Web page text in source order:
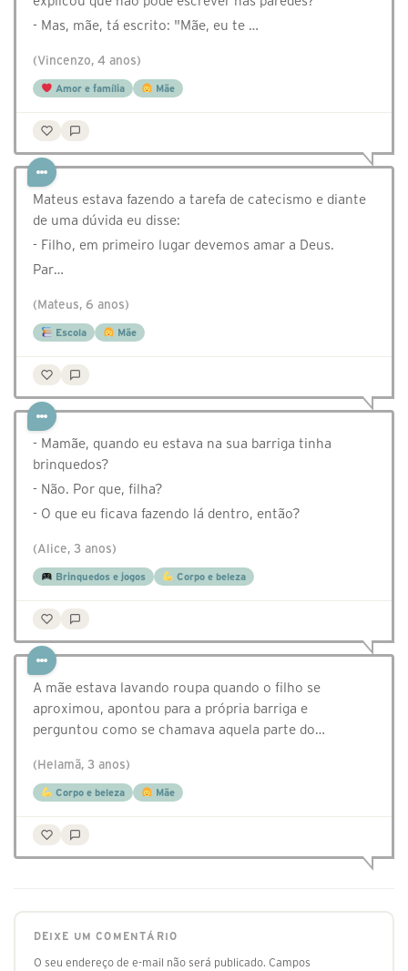
- Mas, mãe, tá escrito: "Mãe, eu te …
(Vincenzo, 4 anos)
Amor e família Mãe
Mateus estava fazendo a tarefa de catecismo e diante
de uma dúvida eu disse:
- Filho, em primeiro lugar devemos amar a Deus.
Par…
(Mateus, 6 anos)
Escola Mãe
- Mamãe, quando eu estava na sua barriga tinha
brinquedos?
- Não. Por que, filha?
- O que eu ficava fazendo lá dentro, então?
(Alice, 3 anos)
Brinquedos e jogos Corpo e beleza
A mãe estava lavando roupa quando o filho se
aproximou, apontou para a própria barriga e
perguntou como se chamava aquela parte do…
(Helamã, 3 anos)
Corpo e beleza Mãe
DEIXE UM COMENTÁRIO
O seu endereço de e-mail não será publicado. Campos